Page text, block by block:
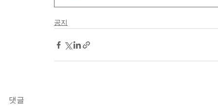
공지
댓글